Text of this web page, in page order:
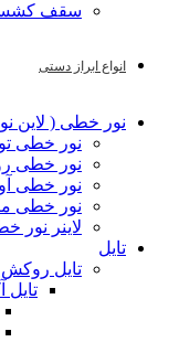
سقف کشسان
انواع ابراز دستی
نور خطی ( لاین
نور خطی
نور خطی
نور خطی آویز
نور خطی
لاینر نور
تایل
تایل روکش
تایل